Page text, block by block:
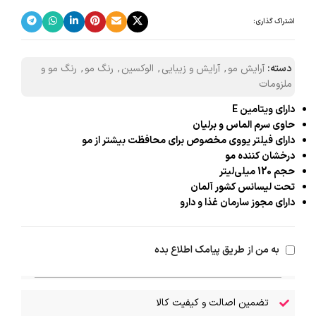
اشتراک گذاری:
دسته: آرایش مو, آرایش و زیبایی, الوکسین, رنگ مو, رنگ مو و
ملزومات
دارای ویتامین E
حاوی سرم الماس و برلیان
دارای فیلتر یووی مخصوص برای محافظت بیشتر از مو
درخشان کننده مو
حجم 120 میلی‌لیتر
تحت لیسانس کشور آلمان
دارای مجوز سارمان غذا و دارو
به من از طریق پیامک اطلاع بده
تضمین اصالت و کیفیت کالا